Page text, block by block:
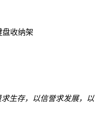
盘收纳架
求生存，以信誉求发展，以